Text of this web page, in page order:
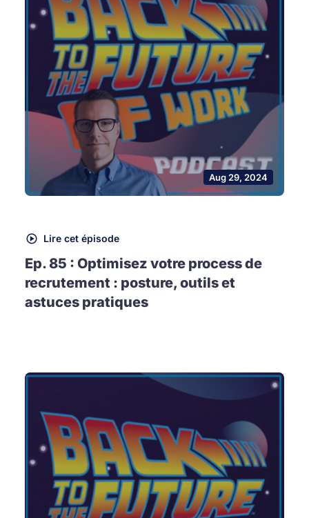
Aug 29, 2024
Lire cet épisode
Ep. 85 : Optimisez votre process de
recrutement : posture, outils et
astuces pratiques